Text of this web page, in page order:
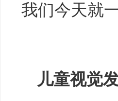
我们今天就
儿童视觉